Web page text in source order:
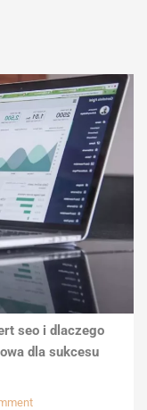
seo i dlaczego
dla sukcesu